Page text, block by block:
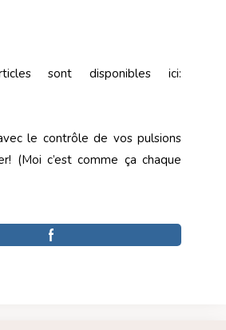
sont disponibles ici:
le contrôle de vos pulsions
(Moi c’est comme ça chaque